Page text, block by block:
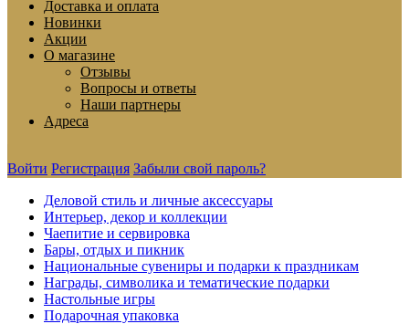
Доставка и оплата
Новинки
Акции
О магазине
Отзывы
Вопросы и ответы
Наши партнеры
Адреса
Войти Регистрация Забыли свой пароль?
Деловой стиль и личные аксессуары
Интерьер, декор и коллекции
Чаепитие и сервировка
Бары, отдых и пикник
Национальные сувениры и подарки к праздникам
Награды, символика и тематические подарки
Настольные игры
Подарочная упаковка